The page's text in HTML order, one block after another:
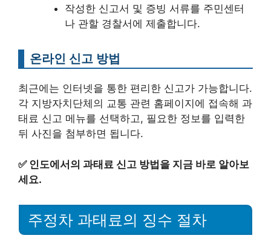
작성한 신고서 및 증빙 서류를 주민센터
나 관할 경찰서에 제출합니다.
온라인 신고 방법
최근에는 인터넷을 통한 편리한 신고가 가능합니다.
각 지방자치단체의 교통 관련 홈페이지에 접속해 과
태료 신고 메뉴를 선택하고, 필요한 정보를 입력한
뒤 사진을 첨부하면 됩니다.
✅ 인도에서의 과태료 신고 방법을 지금 바로 알아보
세요.
주정차 과태료의 징수 절차